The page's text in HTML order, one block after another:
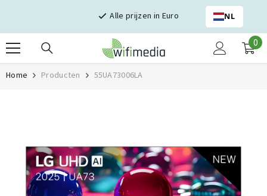
Alle prijzen in Euro NL
0
0
Home Producten 55UA73006LA